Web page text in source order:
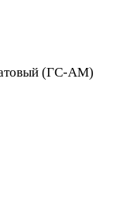
(ГС-АМ)